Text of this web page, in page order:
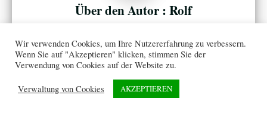
Rolf
ans, Rolf est le fondateur, rédacteur principal et visage
discret de minikuhlschrank.de. Comme Bruno, il
appartient à cette génération qui ne sépare plus l’utile de
l’esthétique. Pour lui, un objet du quotidien doit
Wir verwenden Cookies, um Ihre Nutzererfahrung zu verbessern.
Wenn Sie auf "Akzeptieren" klicken, stimmen Sie der
Verwendung von Cookies auf der Website zu.
Verwaltung von Cookies AKZEPTIEREN